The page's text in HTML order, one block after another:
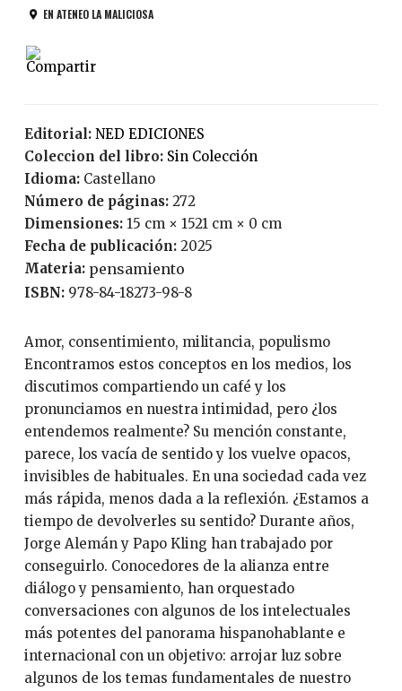
EN ATENEO LA MALICIOSA
Editorial:
NED EDICIONES
Coleccion del libro:
Sin Colección
Idioma:
Castellano
Número de páginas:
272
Dimensiones: 15 cm × 1521 cm × 0 cm
Fecha de publicación:
2025
Materia: pensamiento
ISBN: 978-84-18273-98-8
Amor, consentimiento, militancia, populismo
Encontramos estos conceptos en los medios, los
discutimos compartiendo un café y los
pronunciamos en nuestra intimidad, pero ¿los
entendemos realmente? Su mención constante,
parece, los vacía de sentido y los vuelve opacos,
invisibles de habituales. En una sociedad cada vez
más rápida, menos dada a la reflexión. ¿Estamos a
tiempo de devolverles su sentido? Durante años,
Jorge Alemán y Papo Kling han trabajado por
conseguirlo. Conocedores de la alianza entre
diálogo y pensamiento, han orquestado
conversaciones con algunos de los intelectuales
más potentes del panorama hispanohablante e
internacional con un objetivo: arrojar luz sobre
algunos de los temas fundamentales de nuestro